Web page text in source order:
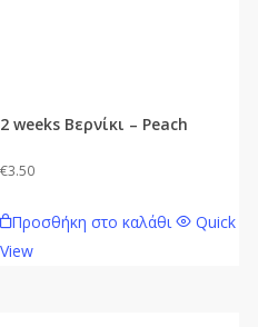
2 weeks Βερνίκι – Peach
€3.50
Προσθήκη στο καλάθι
Quick
View